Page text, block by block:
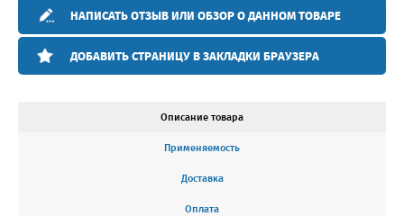
НАПИСАТЬ ОТЗЫВ ИЛИ ОБЗОР О ДАННОМ ТОВАРЕ
ДОБАВИТЬ СТРАНИЦУ В ЗАКЛАДКИ БРАУЗЕРА
Описание товара
Применяемость
Доставка
Оплата